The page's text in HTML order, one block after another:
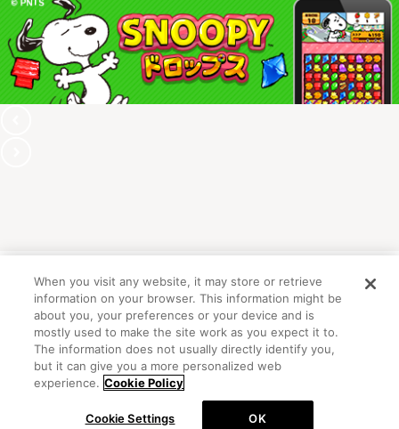
初めての方向けガイド
Cookie Settings
When you visit any website, it may store or retrieve
information on your browser. This information might be
about you, your preferences or your device and is
mostly used to make the site work as you expect it to.
The information does not usually directly identify you,
but it can give you a more personalized web
experience. Cookie Policy
Cookie Settings OK